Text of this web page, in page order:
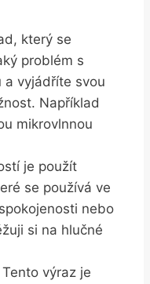
který se
problém s
a vyjádříte svou
Například
mikrovlnnou
je použít
se používá ve
nebo
si na hlučné
výraz je